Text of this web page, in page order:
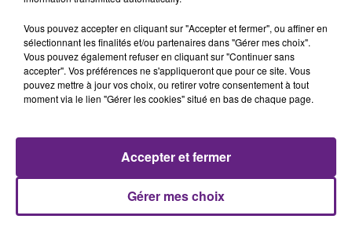
vigilance jaune.
Publié : 3 janvier 2024 à 15h29 par Charles Perrin
Sonnette
Vous pouvez accepter en cliquant sur "Accepter et fermer", ou affiner en
sélectionnant les finalités et/ou partenaires dans "Gérer mes choix".
Vous pouvez également refuser en cliquant sur "Continuer sans
accepter". Vos préférences ne s'appliqueront que pour ce site. Vous
pouvez mettre à jour vos choix, ou retirer votre consentement à tout
moment via le lien "Gérer les cookies" situé en bas de chaque page.
Gérer mes choix
Accepter et fermer